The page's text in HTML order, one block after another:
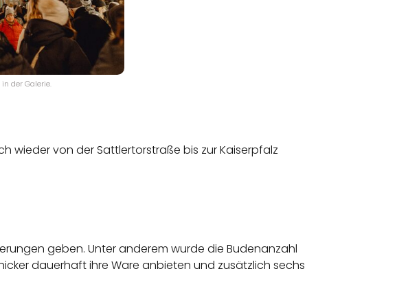
der Galerie.
wieder von der Sattlertorstraße bis zur Kaiserpfalz
geben. Unter anderem wurde die Budenanzahl
dauerhaft ihre Ware anbieten und zusätzlich sechs